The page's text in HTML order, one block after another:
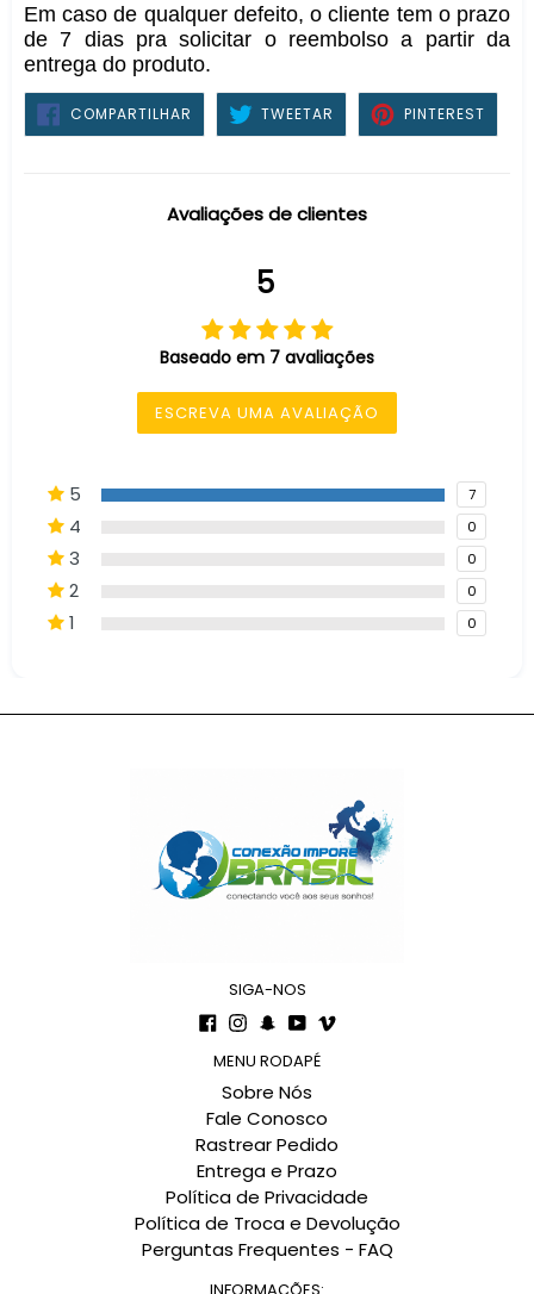
Em caso de qualquer defeito, o cliente tem o prazo
de 7 dias pra solicitar o reembolso a partir da
entrega do produto.
COMPARTILHAR COMPARTILHAR
FACEBOOK
TWEETAR TWEETARPINTERESTPIN
Avaliações de clientes
5
Baseado em 7 avaliações
ESCREVA UMA AVALIAÇÃO
5 7
4 0
3 0
2 0
1 0
SIGA-NOS
Facebook
Instagram
Snapchat
YouTube
Vimeo
MENU RODAPÉ
Sobre Nós
Fale Conosco
Rastrear Pedido
Entrega e Prazo
Política de Privacidade
Política de Troca e Devolução
Perguntas Frequentes - FAQ